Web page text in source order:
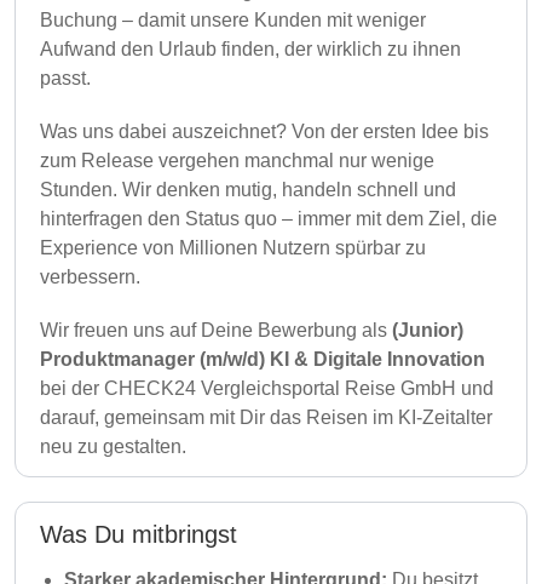
Buchung – damit unsere Kunden mit weniger
Aufwand den Urlaub finden, der wirklich zu ihnen
passt.
Was uns dabei auszeichnet? Von der ersten Idee bis
zum Release vergehen manchmal nur wenige
Stunden. Wir denken mutig, handeln schnell und
hinterfragen den Status quo – immer mit dem Ziel, die
Experience von Millionen Nutzern spürbar zu
verbessern.
Wir freuen uns auf Deine Bewerbung als (Junior)
Produktmanager (m/w/d) KI & Digitale Innovation
bei der CHECK24 Vergleichsportal Reise GmbH und
darauf, gemeinsam mit Dir das Reisen im KI-Zeitalter
neu zu gestalten.
Was Du mitbringst
Starker akademischer Hintergrund: Du besitzt